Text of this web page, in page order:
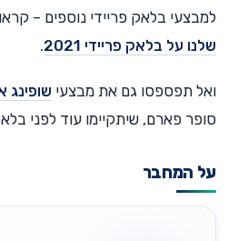
למבצעי בלאק פריידי נוספים –
שלנו על בלאק פריידי 2021
.
ואל תפספסו גם את מבצעי שופינג איי
סופר פארם, שיתקיימו עוד לפני בלאק
על המחבר